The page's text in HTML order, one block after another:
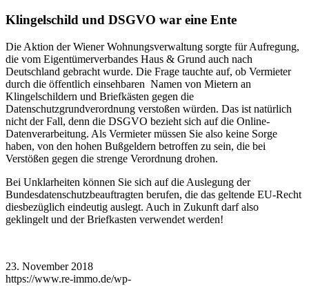
Klingelschild und DSGVO war eine Ente
Die Aktion der Wiener Wohnungsverwaltung sorgte für Aufregung,
die vom Eigentümerverbandes Haus & Grund auch nach
Deutschland gebracht wurde. Die Frage tauchte auf, ob Vermieter
durch die öffentlich einsehbaren Namen von Mietern an
Klingelschildern und Briefkästen gegen die
Datenschutzgrundverordnung verstoßen würden. Das ist natürlich
nicht der Fall, denn die DSGVO bezieht sich auf die Online-
Datenverarbeitung. Als Vermieter müssen Sie also keine Sorge
haben, von den hohen Bußgeldern betroffen zu sein, die bei
Verstößen gegen die strenge Verordnung drohen.
Bei Unklarheiten können Sie sich auf die Auslegung der
Bundesdatenschutzbeauftragten berufen, die das geltende EU-Recht
diesbezüglich eindeutig auslegt. Auch in Zukunft darf also
geklingelt und der Briefkasten verwendet werden!
23. November 2018
https://www.re-immo.de/wp-